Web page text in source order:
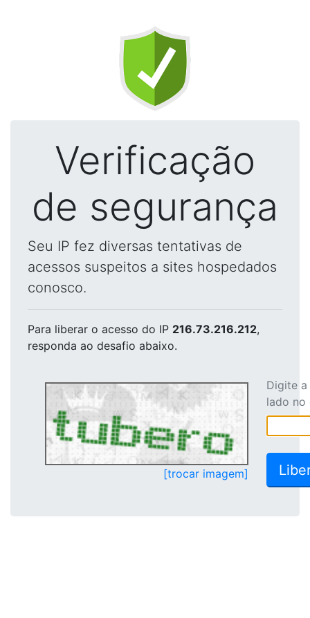
Verificação
de segurança
Seu IP fez diversas tentativas de
acessos suspeitos a sites hospedados
conosco.
Para liberar o acesso do IP 216.73.216.212,
responda ao desafio abaixo.
[trocar imagem]
Digite
lado no